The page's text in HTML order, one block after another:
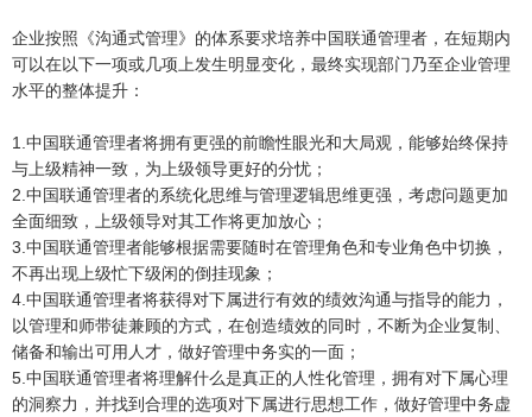
企业按照《沟通式管理》的体系要求培养中国联通管理者，在短期内
可以在以下一项或几项上发生明显变化，最终实现部门乃至企业管理
水平的整体提升：
1.中国联通管理者将拥有更强的前瞻性眼光和大局观，能够始终保持
与上级精神一致，为上级领导更好的分忧；
2.中国联通管理者的系统化思维与管理逻辑思维更强，考虑问题更加
全面细致，上级领导对其工作将更加放心；
3.中国联通管理者能够根据需要随时在管理角色和专业角色中切换，
不再出现上级忙下级闲的倒挂现象；
4.中国联通管理者将获得对下属进行有效的绩效沟通与指导的能力，
以管理和师带徒兼顾的方式，在创造绩效的同时，不断为企业复制、
储备和输出可用人才，做好管理中务实的一面；
5.中国联通管理者将理解什么是真正的人性化管理，拥有对下属心理
的洞察力，并找到合理的选项对下属进行思想工作，做好管理中务虚